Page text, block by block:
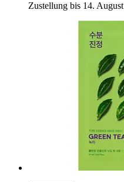
Zustellung bis 14. August